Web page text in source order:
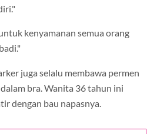
kenyamanan semua orang
juga selalu membawa permen
bra. Wanita 36 tahun ini
dengan bau napasnya.